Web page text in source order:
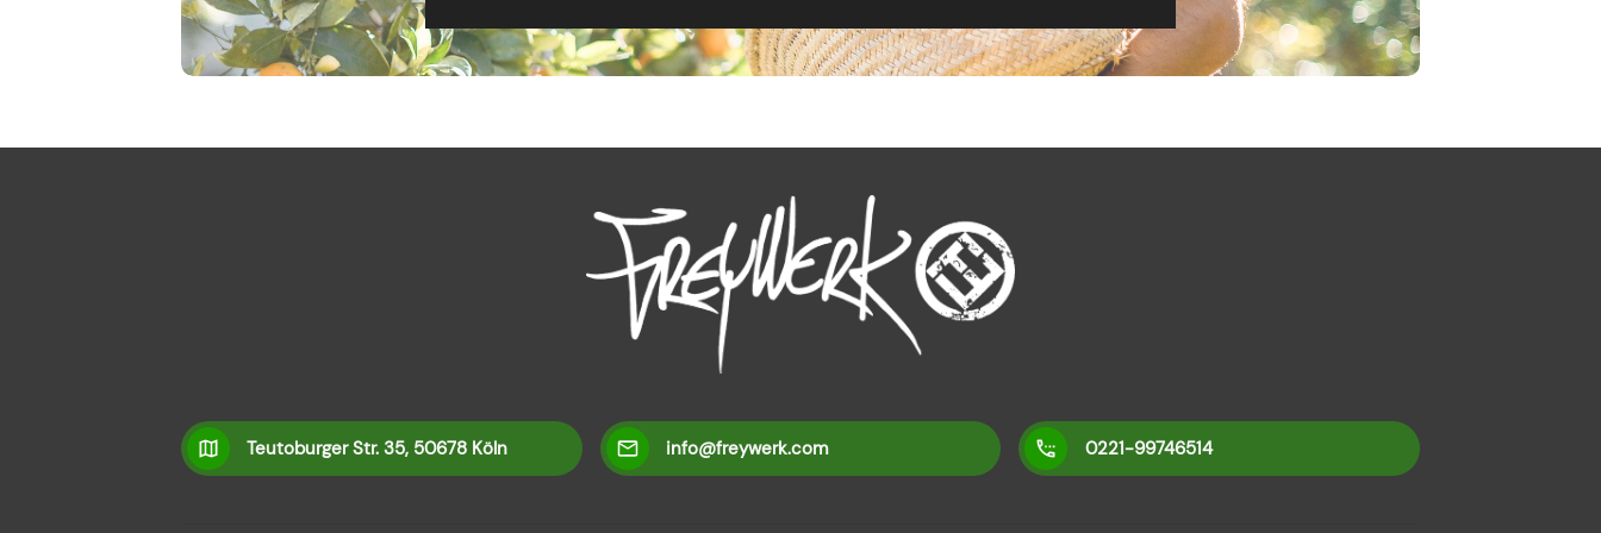
Teutoburger Str. 35, 50678 Köln info@freywerk.com 0221-99746514